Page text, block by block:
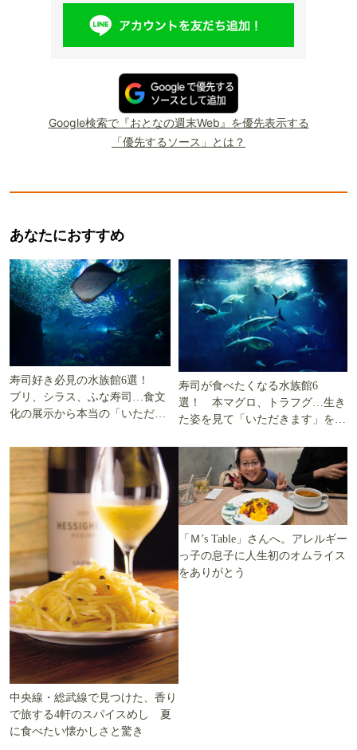
Google検索で『おとなの週末Web』を優先表示する
「優先するソース」とは？
あなたにおすすめ
寿司好き必見の水族館6選！
ブリ、シラス、ふな寿司…食文
化の展示から本当の「いただき
寿司が食べたくなる水族館6
選！ 本マグロ、トラフグ…生き
た姿を見て「いただきます」を考
中央線・総武線で見つけた、香り
で旅する4軒のスパイスめし 夏
に食べたい懐かしさと驚き
「Ｍ’s Table」さんへ。アレルギー
っ子の息子に人生初のオムライス
をありがとう